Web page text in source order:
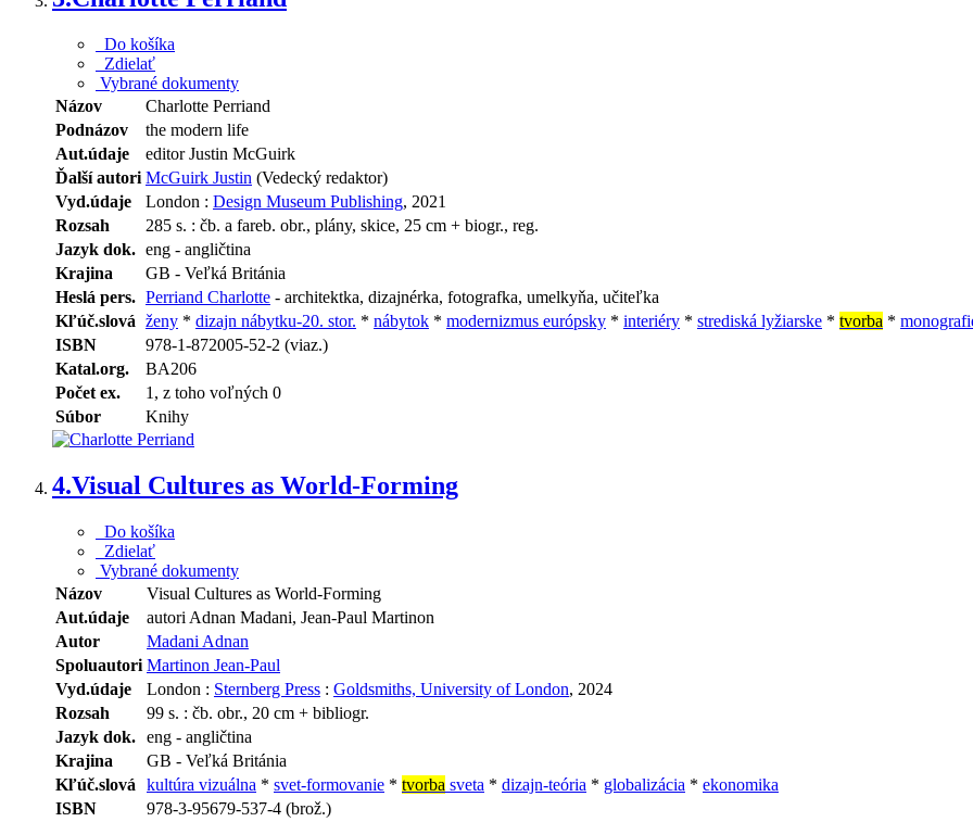
Do košíka
Zdielať
Vybrané dokumenty
Názov
Charlotte Perriand
Podnázov
the modern life
Aut.údaje
editor Justin McGuirk
Ďalší autori McGuirk Justin (Vedecký redaktor)
Vyd.údaje
London : Design Museum Publishing, 2021
Rozsah
285 s. : čb. a fareb. obr., plány, skice, 25 cm + biogr., reg.
Jazyk dok. eng - angličtina
Krajina
GB - Veľká Británia
Heslá pers. Perriand Charlotte - architektka, dizajnérka, fotografka, umelkyňa, učiteľka
Kľúč.slová ženy * dizajn nábytku-20. stor. * nábytok * modernizmus európsky * interiéry * strediská lyžiarske * tvorba *
ISBN
978-1-872005-52-2 (viaz.)
Katal.org.
BA206
Počet ex.
1, z toho voľných 0
Súbor
Knihy
4.Visual Cultures as World-Forming
Do košíka
Zdielať
Vybrané dokumenty
Názov
Visual Cultures as World-Forming
Aut.údaje
autori Adnan Madani, Jean-Paul Martinon
Autor
Madani Adnan
Spoluautori Martinon Jean-Paul
Vyd.údaje
London : Sternberg Press : Goldsmiths, University of London, 2024
Rozsah
99 s. : čb. obr., 20 cm + bibliogr.
Jazyk dok. eng - angličtina
Krajina
GB - Veľká Británia
Kľúč.slová
kultúra vizuálna * svet-formovanie * tvorba sveta * dizajn-teória * globalizácia * ekonomika
ISBN
978-3-95679-537-4 (brož.)